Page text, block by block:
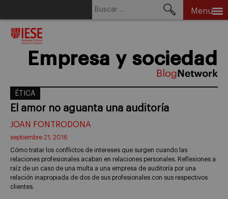
Menu
Empresa y sociedad
ÉTICA
El amor no aguanta una auditoría
JOAN FONTRODONA
septiembre 21, 2016
Cómo tratar los conflictos de intereses que surgen cuando las
relaciones profesionales acaban en relaciones personales. Reflexiones a
raíz de un caso de una multa a una empresa de auditoría por una
relación inapropiada de dos de sus profesionales con sus respectivos
clientes.